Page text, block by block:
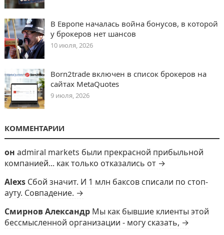
В Европе началась война бонусов, в которой
у брокеров нет шансов
10 июля, 2026
Born2trade включен в список брокеров на
сайтах MetaQuotes
9 июля, 2026
КОММЕНТАРИИ
он admiral markets были прекрасной прибыльной
компанией... как только отказались от →
Alexs Сбой значит. И 1 млн баксов списали по стоп-
ауту. Совпадение. →
Смирнов Александр Мы как бывшие клиенты этой
бессмысленной организации - могу сказать, →